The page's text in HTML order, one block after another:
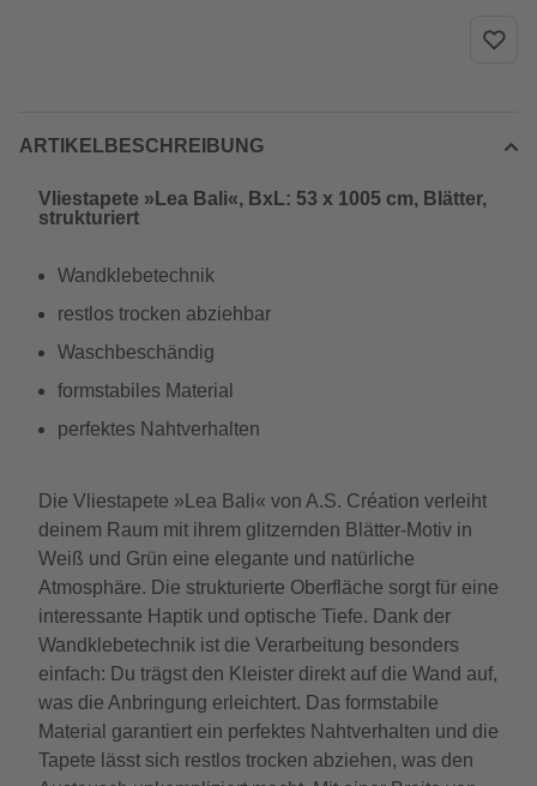
ARTIKELBESCHREIBUNG
Vliestapete »Lea Bali«, BxL: 53 x 1005 cm, Blätter,
strukturiert
Wandklebetechnik
restlos trocken abziehbar
Waschbeschändig
formstabiles Material
perfektes Nahtverhalten
Die Vliestapete »Lea Bali« von A.S. Création verleiht
deinem Raum mit ihrem glitzernden Blätter-Motiv in
Weiß und Grün eine elegante und natürliche
Atmosphäre. Die strukturierte Oberfläche sorgt für eine
interessante Haptik und optische Tiefe. Dank der
Wandklebetechnik ist die Verarbeitung besonders
einfach: Du trägst den Kleister direkt auf die Wand auf,
was die Anbringung erleichtert. Das formstabile
Material garantiert ein perfektes Nahtverhalten und die
Tapete lässt sich restlos trocken abziehen, was den